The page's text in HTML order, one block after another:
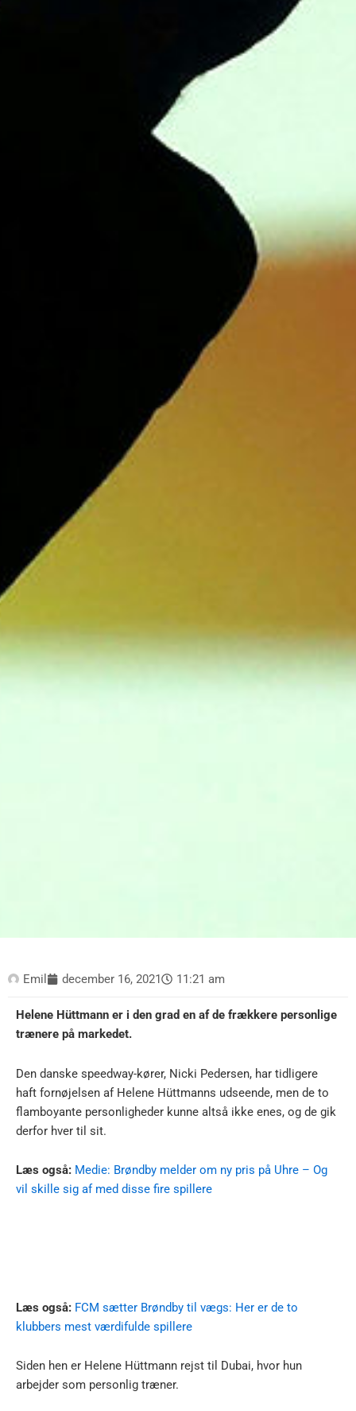
Emil december 16, 2021 11:21 am
Helene Hüttmann er i den grad en af de frækkere personlige
trænere på markedet.
Den danske speedway-kører, Nicki Pedersen, har tidligere
haft fornøjelsen af Helene Hüttmanns udseende, men de to
flamboyante personligheder kunne altså ikke enes, og de gik
derfor hver til sit.
Læs også: Medie: Brøndby melder om ny pris på Uhre – Og
vil skille sig af med disse fire spillere
Læs også: FCM sætter Brøndby til vægs: Her er de to
klubbers mest værdifulde spillere
Siden hen er Helene Hüttmann rejst til Dubai, hvor hun
arbejder som personlig træner.